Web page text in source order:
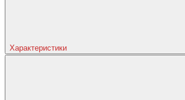
Характеристики